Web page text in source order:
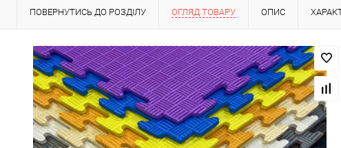
ПОВЕРНУТИСЬ ДО РОЗДІЛУ ОГЛЯД ТОВАРУ ОПИС